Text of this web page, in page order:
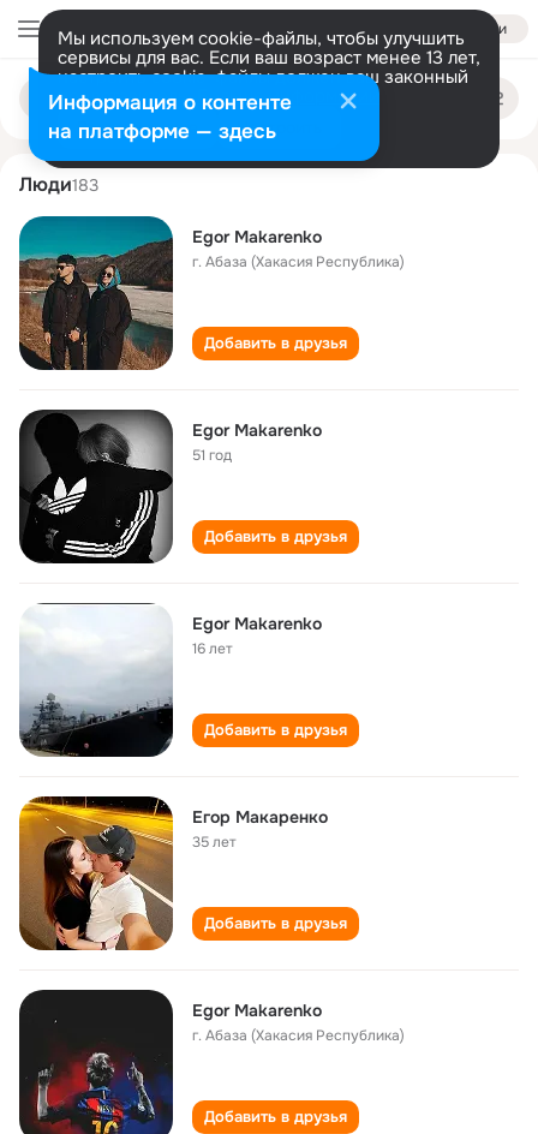
Войти
Мы используем cookie-файлы, чтобы улучшить
сервисы для вас. Если ваш возраст менее 13 лет,
настроить cookie-файлы должен ваш законный
представитель. Больше информации
Разрешить все Настроить
Поиск
людям
egor makarenko
Люди183
Egor Makarenko
г. Абаза (Хакасия Республика)
Добавить в друзья
Egor Makarenko
51 год
Добавить в друзья
Egor Makarenko
16 лет
Добавить в друзья
Егор Макаренко
35 лет
Добавить в друзья
Egor Makarenko
г. Абаза (Хакасия Республика)
Добавить в друзья
Информация о контенте
на платформе — здесь